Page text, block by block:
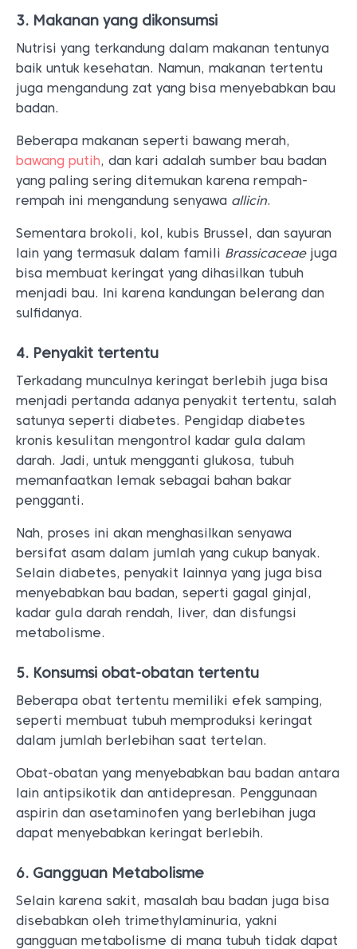
3. Makanan yang dikonsumsi
Nutrisi yang terkandung dalam makanan tentunya
baik untuk kesehatan. Namun, makanan tertentu
juga mengandung zat yang bisa menyebabkan bau
badan.
Beberapa makanan seperti bawang merah,
bawang putih, dan kari adalah sumber bau badan
yang paling sering ditemukan karena rempah-
rempah ini mengandung senyawa allicin.
Sementara brokoli, kol, kubis Brussel, dan sayuran
lain yang termasuk dalam famili Brassicaceaejuga
bisa membuat keringat yang dihasilkan tubuh
menjadi bau. Ini karena kandungan belerang dan
sulfidanya.
4. Penyakit tertentu
Terkadang munculnya keringat berlebih juga bisa
menjadi pertanda adanya penyakit tertentu, salah
satunya seperti diabetes. Pengidap diabetes
kronis kesulitan mengontrol kadar gula dalam
darah. Jadi, untuk mengganti glukosa, tubuh
memanfaatkan lemak sebagai bahan bakar
pengganti.
Nah, proses ini akan menghasilkan senyawa
bersifat asam dalam jumlah yang cukup banyak.
Selain diabetes, penyakit lainnya yang juga bisa
menyebabkan bau badan, seperti gagal ginjal,
kadar gula darah rendah, liver, dan disfungsi
metabolisme.
5. Konsumsi obat-obatan tertentu
Beberapa obat tertentu memiliki efek samping,
seperti membuat tubuh memproduksi keringat
dalam jumlah berlebihan saat tertelan.
Obat-obatan yang menyebabkan bau badan antara
lain antipsikotik dan antidepresan. Penggunaan
aspirin dan asetaminofen yang berlebihan juga
dapat menyebabkan keringat berlebih.
6. Gangguan Metabolisme
Selain karena sakit, masalah bau badan juga bisa
disebabkan oleh trimethylaminuria, yakni
gangguan metabolisme di mana tubuh tidak dapat